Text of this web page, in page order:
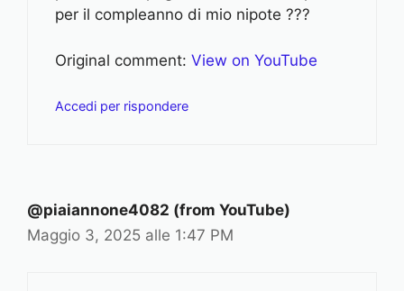
per il compleanno di mio nipote ???
Original comment: View on YouTube
Accedi per rispondere
@piaiannone4082 (from YouTube)
Maggio 3, 2025 alle 1:47 PM